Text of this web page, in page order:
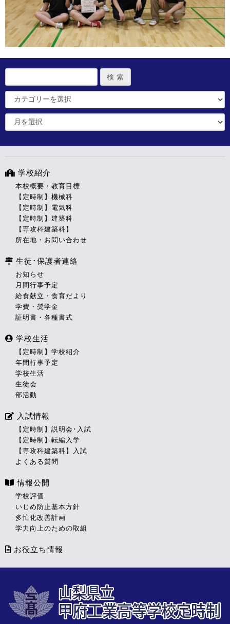
学校紹介
本校概要・教育目標
【定時制】機械科
【定時制】電気科
【定時制】建築科
【専攻科建築科】
所在地・お問い合わせ
生徒･保護者連絡
お知らせ
月間行事予定
給食献立・食育だより
学費・奨学金
証明書・各種書式
学校生活
【定時制】学校紹介
年間行事予定
学校生活
生徒会
部活動
入試情報
【定時制】説明会･入試
【定時制】転編入学
【専攻科建築科】入試
よくある質問
情報公開
学校評価
いじめ防止基本方針
多忙化改善計画
学力向上のための取組
お役立ち情報